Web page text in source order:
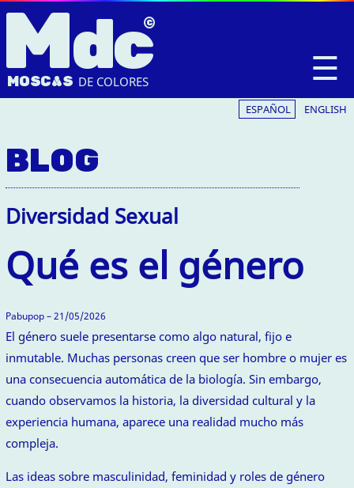
☰
Mdc
MOSCAS DE COLORES
ESPAÑOL ENGLISH
BLOG
Diversidad Sexual
Qué es el género
Pabupop – 21/05/2026
El género suele presentarse como algo natural, fijo e
inmutable. Muchas personas creen que ser hombre o mujer es
una consecuencia automática de la biología. Sin embargo,
cuando observamos la historia, la diversidad cultural y la
experiencia humana, aparece una realidad mucho más
compleja.
Las ideas sobre masculinidad, feminidad y roles de género